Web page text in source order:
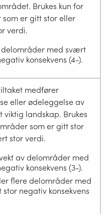
Brukes kun for
er gitt stor eller
verdi.
delområder med svært
konsekvens (4-).
medfører
eller ødeleggelse av
viktig landskap. Brukes
som er gitt stor
stor verdi.
av delområder med
konsekvens (3-).
flere delområder med
negativ konsekvens